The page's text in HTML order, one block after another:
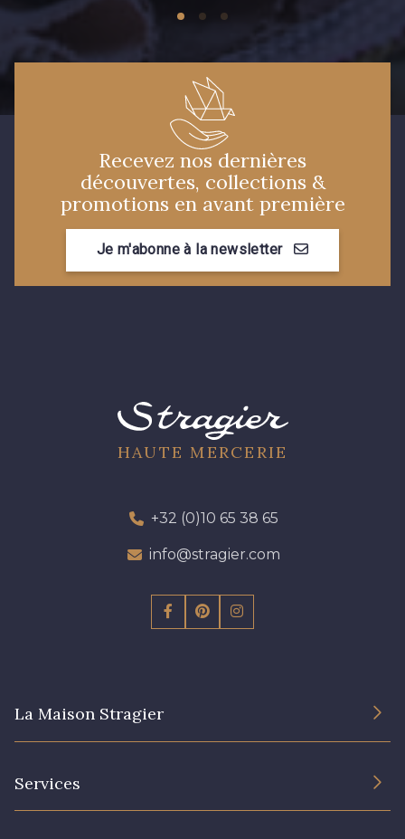
3982 - Rouge Grenat
Recevez nos dernières
découvertes, collections &
promotions en avant première
Je m'abonne à la newsletter
HAUTE MERCERIE
+32 (0)10 65 38 65
info@stragier.com
La Maison Stragier
Services